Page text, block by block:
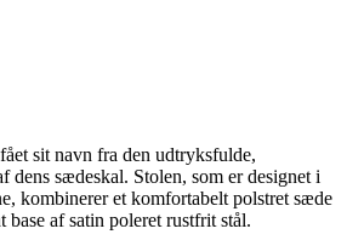
sit navn fra den udtryksfulde,
dens sædeskal. Stolen, som er designet i
kombinerer et komfortabelt polstret sæde
base af satin poleret rustfrit stål.